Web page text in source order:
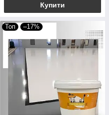
Купити
Топ –17%